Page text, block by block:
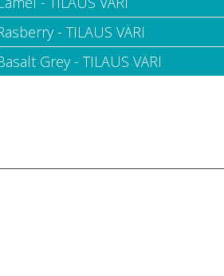
- TILAUS VÄRI
Grey - TILAUS VÄRI